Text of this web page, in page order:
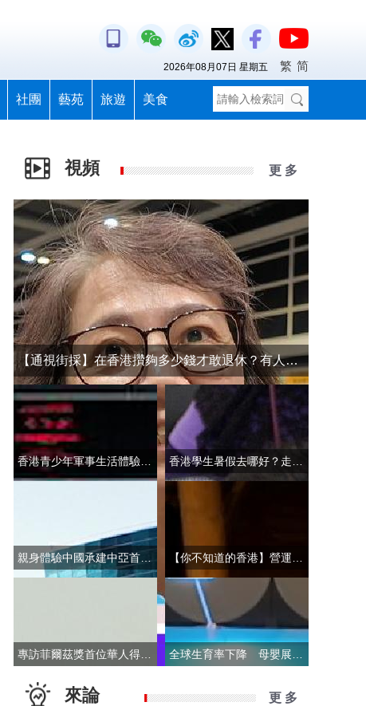
社團 藝苑 旅遊 美食
2026年08月07日 星期五 繁 简
視頻 更 多
【通視街採】在香港攢夠多少錢才敢退休？有人退而不休，有人放眼大灣區
來論 更 多